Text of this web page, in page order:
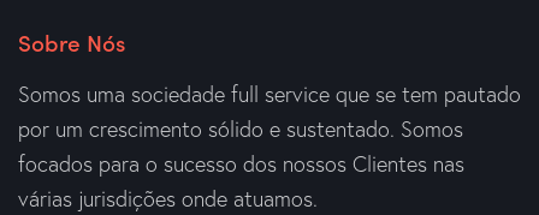
Sobre Nós
Somos uma sociedade full service que se tem pautado
por um crescimento sólido e sustentado. Somos
focados para o sucesso dos nossos Clientes nas
várias jurisdições onde atuamos.